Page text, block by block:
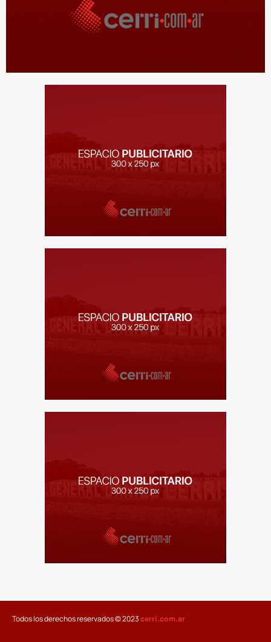
Todos los derechos reservados © 2023cerri.com.ar